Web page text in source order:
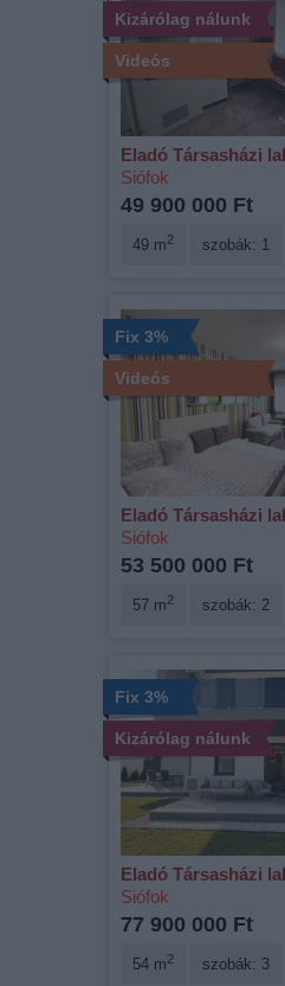
Kizárólag nálunk
Videós
Eladó Társasházi
Siófok
49 900 000 Ft
49 m2 szobák: 1
Fix 3%
Videós
Eladó Társasházi
Siófok
53 500 000 Ft
57 m2 szobák: 2
Fix 3%
Kizárólag nálunk
Eladó Társasházi
Siófok
77 900 000 Ft
54 m2 szobák: 3